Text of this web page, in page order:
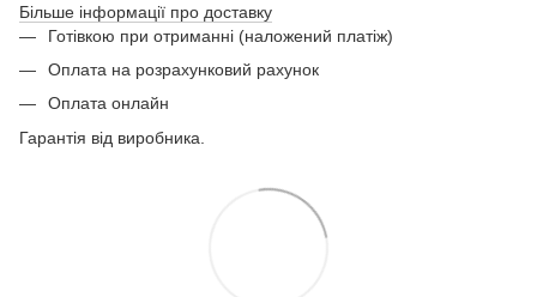
Більше інформації про доставку
Готівкою при отриманні (наложений платіж)
Оплата на розрахунковий рахунок
Оплата онлайн
Гарантія від виробника.